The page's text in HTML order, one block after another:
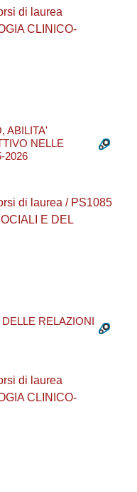
di laurea
CLINICO-
ABILITA'
NELLE
2026
di laurea / PS1085
E DEL
RELAZIONI
di laurea
CLINICO-